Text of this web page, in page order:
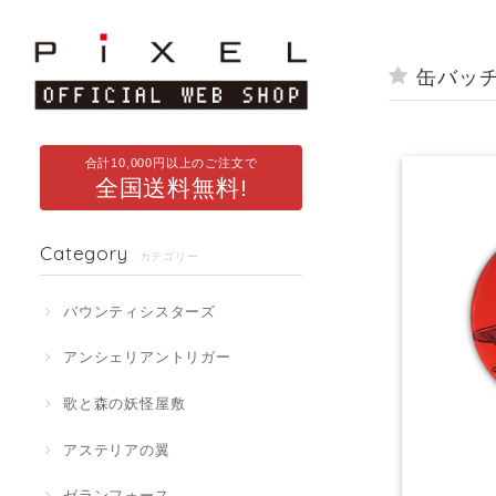
合計10,000円以上のご注文で
全国送料無料!
Category カテゴリー
バウンティシスターズ
アンシェリアントリガー
歌と森の妖怪屋敷
アステリアの翼
缶バッ